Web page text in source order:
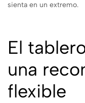
sienta en un extremo.
El
una
flexible